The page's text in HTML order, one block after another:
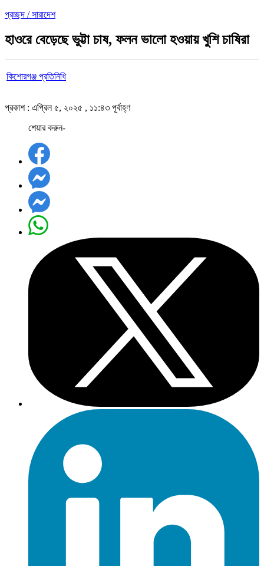
প্রচ্ছদ /সারাদেশ
হাওরে বেড়েছে ভুট্টা চাষ, ফলন ভালো হওয়ায় খুশি চাষিরা
কিশোরগঞ্জ প্রতিনিধি
প্রকাশ : এপ্রিল ৫, ২০২৫ , ১১:৪৩ পূর্বাহ্ণ
শেয়ার করুন-